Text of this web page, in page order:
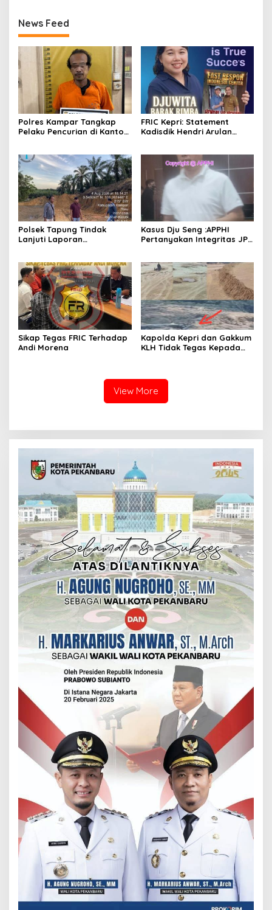
News Feed
Polres Kampar Tangkap
Pelaku Pencurian di Kantor
FRIC Kepri: Statement
Kadisdik Hendri Arulan
Polsek Tapung Tindak
Lanjuti Laporan
Desa Bencah Kelubi
Kasus Dju Seng :APPHI
Pertanyakan Integritas JPU
Jampidsus
Sikap Tegas FRIC Terhadap
Andi Morena
Kapolda Kepri dan Gakkum
KLH Tidak Tegas Kepada
View More